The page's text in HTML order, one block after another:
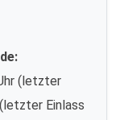
(letzter
Einlass